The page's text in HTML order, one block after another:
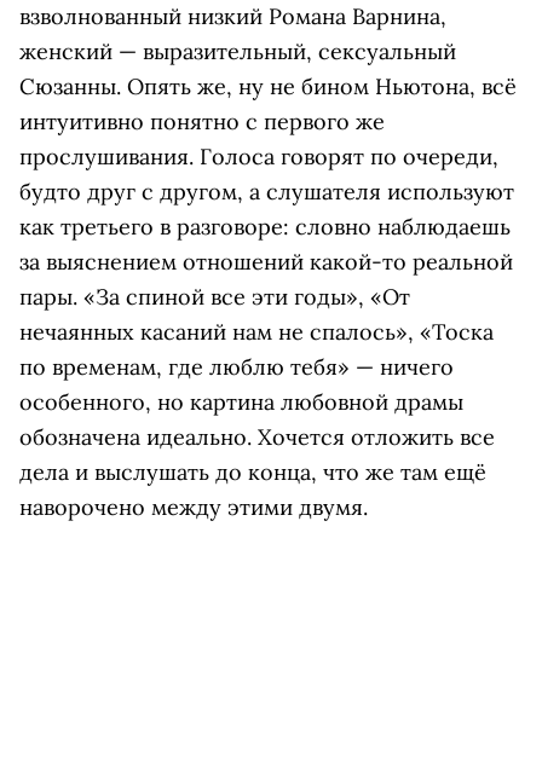
взволнованный низкий Романа Варнина,
женский — выразительный, сексуальный
Сюзанны. Опять же, ну не бином Ньютона, всё
интуитивно понятно с первого же
прослушивания. Голоса говорят по очереди,
будто друг с другом, а слушателя используют
как третьего в разговоре: словно наблюдаешь
за выяснением отношений какой-то реальной
пары. «За спиной все эти годы», «От
нечаянных касаний нам не спалось», «Тоска
по временам, где люблю тебя» — ничего
особенного, но картина любовной драмы
обозначена идеально. Хочется отложить все
дела и выслушать до конца, что же там ещё
наворочено между этими двумя.